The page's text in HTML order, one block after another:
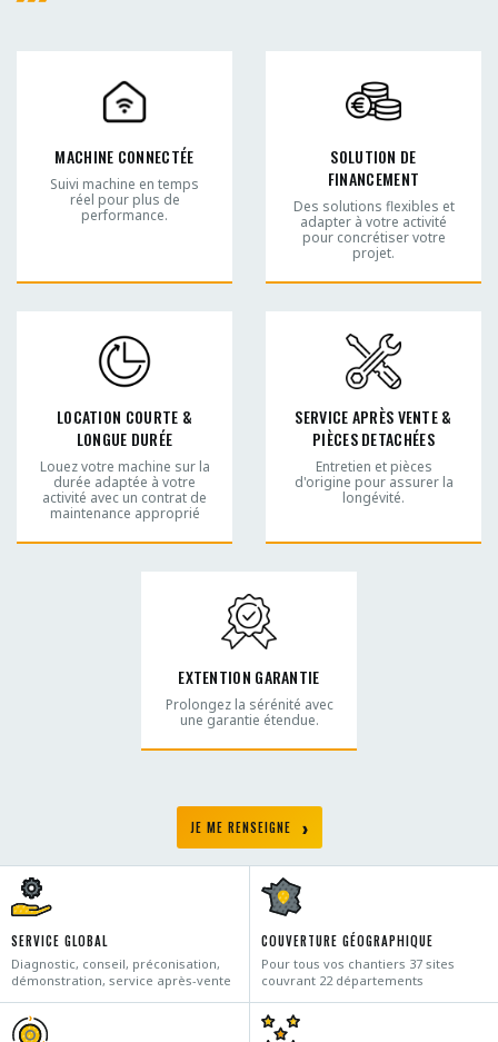
MACHINE CONNECTÉE
Suivi machine en temps
réel pour plus de
performance.
SOLUTION DE
FINANCEMENT
Des solutions flexibles et
adapter à votre activité
pour concrétiser votre
projet.
LOCATION COURTE &
LONGUE DURÉE
Louez votre machine sur la
durée adaptée à votre
activité avec un contrat de
maintenance approprié
SERVICE APRÈS VENTE &
PIÈCES DETACHÉES
Entretien et pièces
d'origine pour assurer la
longévité.
EXTENTION GARANTIE
Prolongez la sérénité avec
une garantie étendue.
JE ME RENSEIGNE
SERVICE GLOBAL
Diagnostic, conseil, préconisation,
démonstration, service après-vente
COUVERTURE GÉOGRAPHIQUE
Pour tous vos chantiers 37 sites
couvrant 22 départements